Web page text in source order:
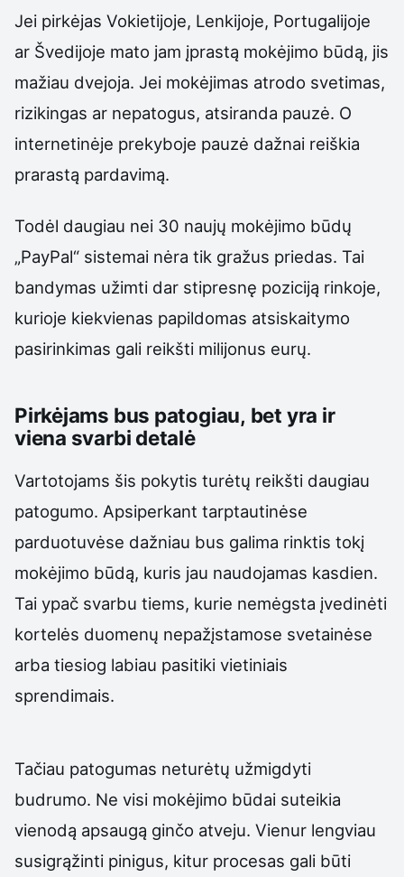
Jei pirkėjas Vokietijoje, Lenkijoje, Portugalijoje
ar Švedijoje mato jam įprastą mokėjimo būdą, jis
mažiau dvejoja. Jei mokėjimas atrodo svetimas,
rizikingas ar nepatogus, atsiranda pauzė. O
internetinėje prekyboje pauzė dažnai reiškia
prarastą pardavimą.
Todėl daugiau nei 30 naujų mokėjimo būdų
„PayPal“ sistemai nėra tik gražus priedas. Tai
bandymas užimti dar stipresnę poziciją rinkoje,
kurioje kiekvienas papildomas atsiskaitymo
pasirinkimas gali reikšti milijonus eurų.
Pirkėjams bus patogiau, bet yra ir
viena svarbi detalė
Vartotojams šis pokytis turėtų reikšti daugiau
patogumo. Apsiperkant tarptautinėse
parduotuvėse dažniau bus galima rinktis tokį
mokėjimo būdą, kuris jau naudojamas kasdien.
Tai ypač svarbu tiems, kurie nemėgsta įvedinėti
kortelės duomenų nepažįstamose svetainėse
arba tiesiog labiau pasitiki vietiniais
sprendimais.
Tačiau patogumas neturėtų užmigdyti
budrumo. Ne visi mokėjimo būdai suteikia
vienodą apsaugą ginčo atveju. Vienur lengviau
susigrąžinti pinigus, kitur procesas gali būti